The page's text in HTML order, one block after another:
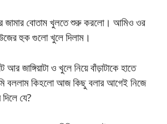
জামার বোতাম খুলতে শুরু করলো। আমিও ওর
হুক গুলো খুলে দিলাম।
জাঙ্গিয়াটা ও খুলে নিয়ে বাঁড়াটাকে হাতে
বললাম কিহলো আজ কিছু বলার আগেই নিজে
যে?